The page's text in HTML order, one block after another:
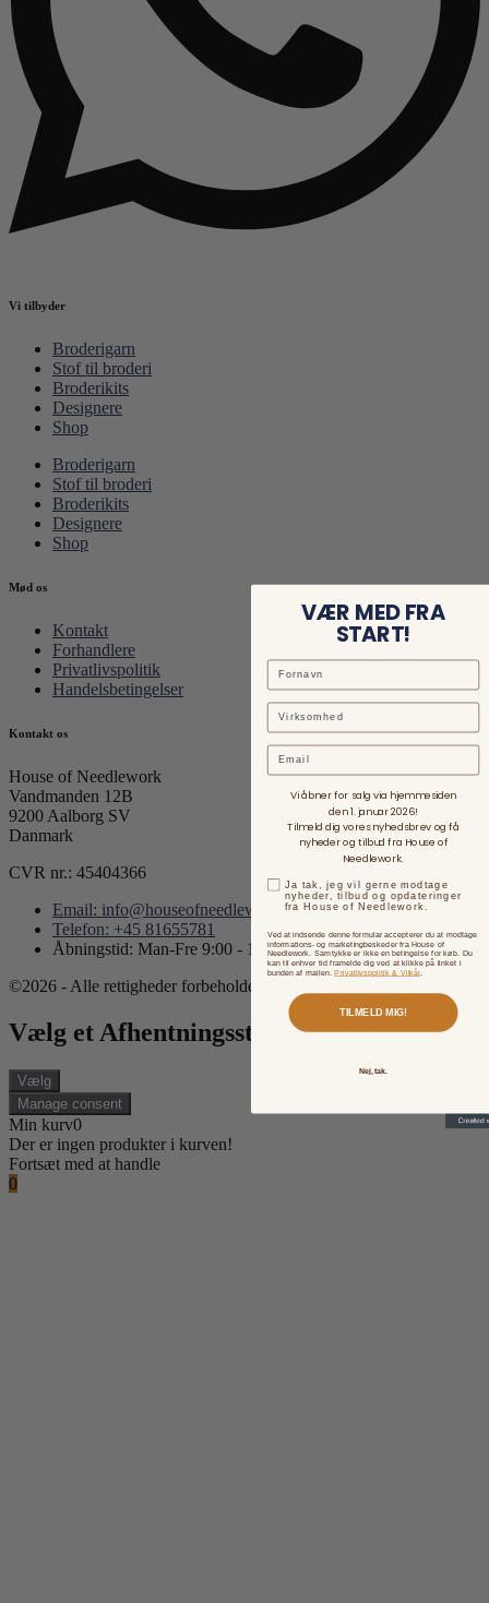
Vi tilbyder
Broderigarn
Stof til broderi
Broderikits
Designere
Shop
Broderigarn
Stof til broderi
Broderikits
Designere
Shop
Mød os
Kontakt
Forhandlere
Privatlivspolitik
Handelsbetingelser
Kontakt os
House of Needlework
Vandmanden 12B
9200 Aalborg SV
Danmark
CVR nr.: 45404366
Email: info@houseofneedlework.com
Telefon: +45 81655781
Åbningstid: Man-Fre 9:00 - 15:00
©2026 - Alle rettigheder forbeholdes.
Vælg et Afhentningssted
Vælg
Manage consent
Min kurv0
Der er ingen produkter i kurven!
Fortsæt med at handle
0
VÆR MED FRA
START!
Email
Vi åbner for salg via hjemmesiden
den 1. januar 2026!
Tilmeld dig vores nyhedsbrev og få
nyheder og tilbud fra House of
Needlework.
Ja tak, jeg vil gerne modtage
nyheder, tilbud og opdateringer
fra House of Needlework.
Ved at indsende denne formular accepterer du at modtage
informations- og marketingbeskeder fra House of
Needlework. Samtykke er ikke en betingelse for køb. Du
kan til enhver tid framelde dig ved at klikke på linket i
bunden af mailen.Privatlivspolitik & Vilkår.
TILMELD MIG!
Nej, tak.